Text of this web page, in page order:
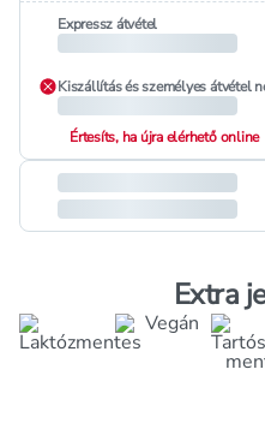
Expressz átvétel
Kiszállítás és személyes átvétel
Értesíts, ha újra elérhető online
Extra